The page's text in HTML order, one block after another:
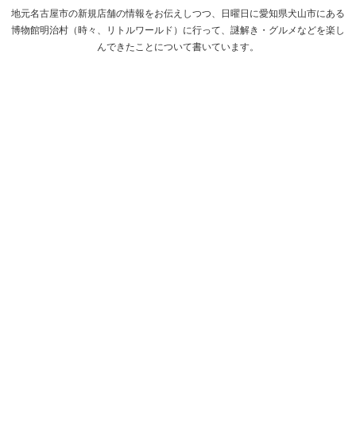
地元名古屋市の新規店舗の情報をお伝えしつつ、日曜日に愛知県犬山市にある
博物館明治村（時々、リトルワールド）に行って、謎解き・グルメなどを楽し
んできたことについて書いています。